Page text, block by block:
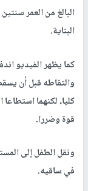
البالغ من العمر
البناية.
كما يظهر الفيديو
والتقاطه قبل أن
كليا، لكنهما
قوة وضررا.
ونقل الطفل إلى
في ساقيه.